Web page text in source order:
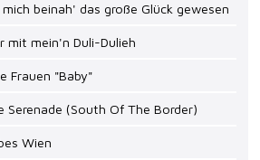
beinah' das große Glück gewesen
mit mein'n Duli-Dulieh
Frauen "Baby"
Serenade (South Of The Border)
Wien